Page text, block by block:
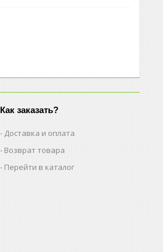
Как заказать?
Доставка и оплата
Возврат товара
Перейти в каталог